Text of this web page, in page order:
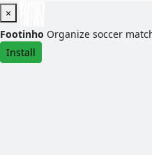
×
Footinho Organize soccer
Install